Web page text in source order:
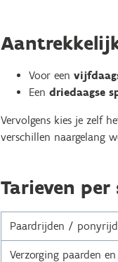
Voor een
Een driedaagse
Vervolgens kies je zelf
verschillen naargelang
Tarieven
Paardrijden /
Verzorging paarden